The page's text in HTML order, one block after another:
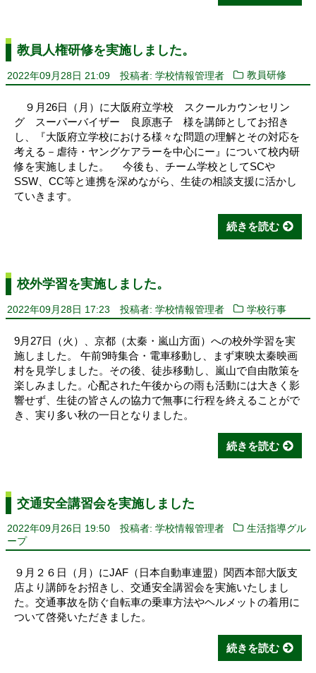
教員人権研修を実施しました。
2022年09月28日 21:09 投稿者: 学校情報管理者 教員研修
９月26日（月）に大阪府立学校 スクールカウンセリン
グ スーパーバイザー 良原惠子 様を講師としてお招き
し、『大阪府立学校における様々な問題の理解とその対応を
考える－虐待・ヤングケアラーを中心にー』について校内研
修を実施しました。 今後も、チーム学校としてSCや
SSW、CC等と連携を深めながら、生徒の相談支援に活かし
ていきます。
続きを読む
校外学習を実施しました。
2022年09月28日 17:23 投稿者: 学校情報管理者 学校行事
9月27日（火）、京都（太秦・嵐山方面）への校外学習を実
施しました。 午前9時集合・電車移動し、まず東映太秦映画
村を見学しました。その後、徒歩移動し、嵐山で自由散策を
楽しみました。心配された午後からの雨も活動には大きく影
響せず、生徒の皆さんの協力で無事に行程を終えることがで
き、実り多い秋の一日となりました。
続きを読む
交通安全講習会を実施しました
2022年09月26日 19:50 投稿者: 学校情報管理者
生活指導グル
ープ
９月２６日（月）にJAF（日本自動車連盟）関西本部大阪支
店より講師をお招きし、交通安全講習会を実施いたしまし
た。交通事故を防ぐ自転車の乗車方法やヘルメットの着用に
ついて啓発いただきました。
続きを読む